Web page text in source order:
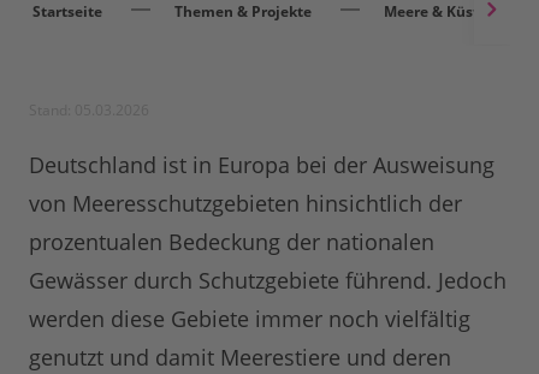
Startseite Themen & Projekte Meere & Küsten
Deutschland ist in Europa bei der Ausweisung
von Meeresschutzgebieten hinsichtlich der
prozentualen Bedeckung der nationalen
Gewässer durch Schutzgebiete führend. Jedoch
werden diese Gebiete immer noch vielfältig
genutzt und damit Meerestiere und deren